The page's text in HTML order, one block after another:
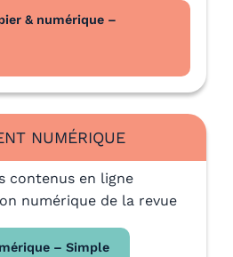
& numérique –
NUMÉRIQUE
contenus en ligne
numérique de la revue
– Simple